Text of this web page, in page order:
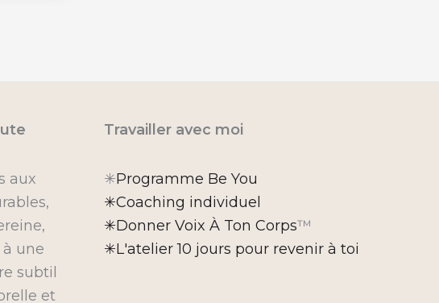
aux
une
subtil
et
Travailler avec moi
✳︎Programme Be You
✳︎Coaching individuel
✳︎Donner Voix À Ton Corps™
✳︎L'atelier 10 jours pour revenir à toi